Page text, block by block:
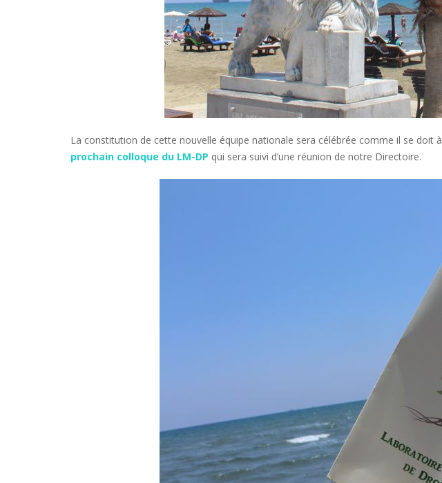
La constitution de cette nouvelle équipe nationale sera célébrée comme il se doit à
prochain colloque du LM-DP qui sera suivi d’une réunion de notre Directoire.